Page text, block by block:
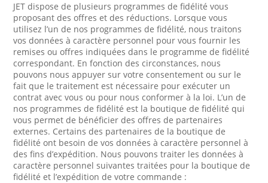
JET dispose de plusieurs programmes de fidélité vous
proposant des offres et des réductions. Lorsque vous
utilisez l’un de nos programmes de fidélité, nous traitons
vos données à caractère personnel pour vous fournir les
remises ou offres indiquées dans le programme de fidélité
correspondant. En fonction des circonstances, nous
pouvons nous appuyer sur votre consentement ou sur le
fait que le traitement est nécessaire pour exécuter un
contrat avec vous ou pour nous conformer à la loi. L’un de
nos programmes de fidélité est la boutique de fidélité qui
vous permet de bénéficier des offres de partenaires
externes. Certains des partenaires de la boutique de
fidélité ont besoin de vos données à caractère personnel à
des fins d’expédition. Nous pouvons traiter les données à
caractère personnel suivantes traitées pour la boutique de
fidélité et l’expédition de votre commande :